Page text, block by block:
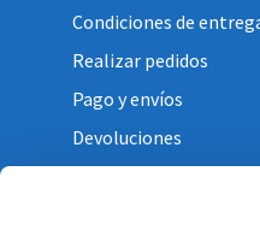
Condiciones de
Realizar pedidos
Pago y envíos
Devoluciones